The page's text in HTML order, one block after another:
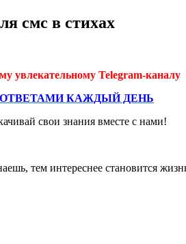
смс в стихах
увлекательному Telegram-каналу
КАЖДЫЙ ДЕНЬ
свои знания вместе с нами!
тем интереснее становится